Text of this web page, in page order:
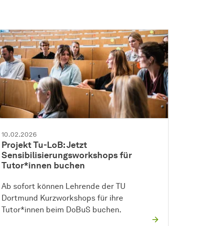
10.02.2026
Projekt Tu-LoB: Jetzt
Sensibilisierungsworkshops für
Tutor*innen buchen
Ab sofort können Lehrende der TU
Dortmund Kurzworkshops für ihre
Tutor*innen beim DoBuS buchen.